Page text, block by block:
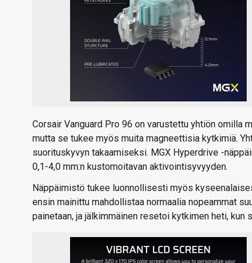
Corsair Vanguard Pro 96 on varustettu yhtiön omilla
mutta se tukee myös muita magneettisia kytkimiä.
suorituskyvyn takaamiseksi. MGX Hyperdrive -
0,1-4,0 mm:n kustomoitavan aktivointisyvyyden.
Näppäimistö tukee luonnollisesti myös
ensin mainittu mahdollistaa normaalia nopeammat
painetaan, ja jälkimmäinen resetoi kytkimen heti, kun